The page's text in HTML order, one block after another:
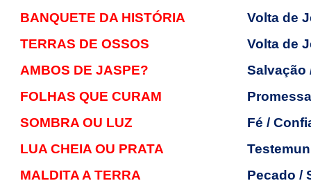
BANQUETE DA HISTÓRIA
Volta de
TERRAS DE OSSOS
Volta de
AMBOS DE JASPE?
Salvação
FOLHAS QUE CURAM
SOMBRA OU LUZ
Fé /
LUA CHEIA OU PRATA
MALDITA A TERRA
Pecado /